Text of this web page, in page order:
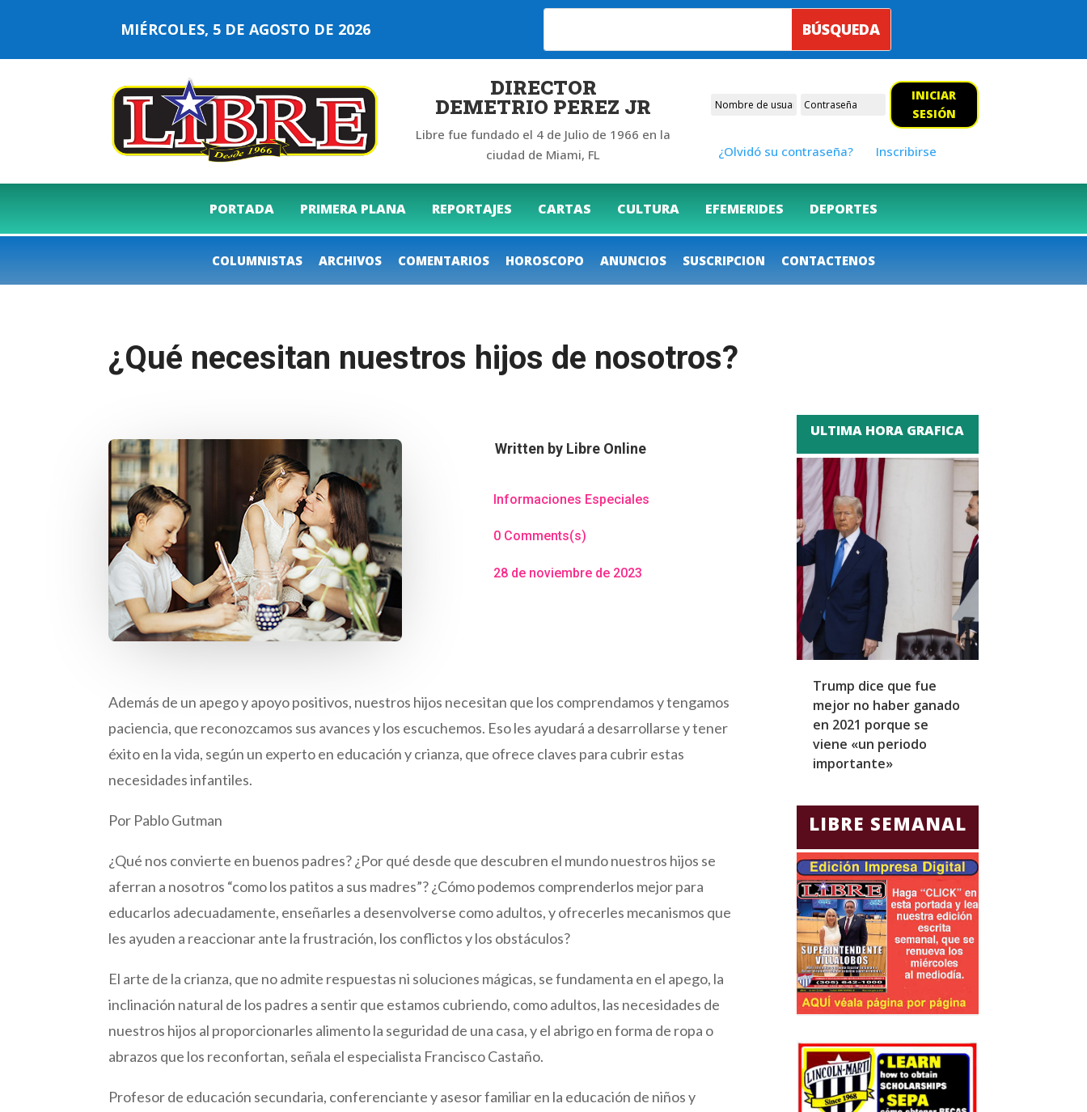
MIÉRCOLES, 5 DE AGOSTO DE 2026
DIRECTOR
DEMETRIO PEREZ JR
Libre fue fundado el 4 de Julio de 1966 en la
ciudad de Miami, FL
INICIAR
SESIÓN
¿Olvidó su contraseña? Inscribirse
PORTADA PRIMERA PLANA REPORTAJES CARTAS CULTURA EFEMERIDES DEPORTES
COLUMNISTAS ARCHIVOS COMENTARIOS HOROSCOPO ANUNCIOS SUSCRIPCION CONTACTENOS
¿Qué necesitan nuestros hijos de nosotros?
Written by Libre Online
Informaciones Especiales
0 Comments(s)
28 de noviembre de 2023
Además de un apego y apoyo positivos, nuestros hijos necesitan que los comprendamos y tengamos
paciencia, que reconozcamos sus avances y los escuchemos. Eso les ayudará a desarrollarse y tener
éxito en la vida, según un experto en educación y crianza, que ofrece claves para cubrir estas
necesidades infantiles.
Por Pablo Gutman
¿Qué nos convierte en buenos padres? ¿Por qué desde que descubren el mundo nuestros hijos se
aferran a nosotros “como los patitos a sus madres”? ¿Cómo podemos comprenderlos mejor para
educarlos adecuadamente, enseñarles a desenvolverse como adultos, y ofrecerles mecanismos que
les ayuden a reaccionar ante la frustración, los conflictos y los obstáculos?
El arte de la crianza, que no admite respuestas ni soluciones mágicas, se fundamenta en el apego, la
inclinación natural de los padres a sentir que estamos cubriendo, como adultos, las necesidades de
nuestros hijos al proporcionarles alimento la seguridad de una casa, y el abrigo en forma de ropa o
abrazos que los reconfortan, señala el especialista Francisco Castaño.
Profesor de educación secundaria, conferenciante y asesor familiar en la educación de niños y
ULTIMA HORA GRAFICA
Trump dice que fue
mejor no haber ganado
en 2021 porque se
viene «un periodo
importante»
LIBRE SEMANAL